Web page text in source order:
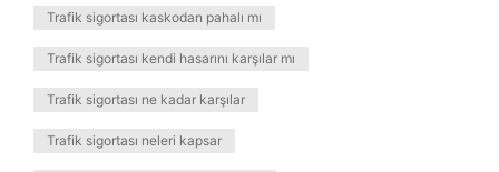
Trafik sigortası kaskodan pahalı mı
Trafik sigortası kendi hasarını karşılar mı
Trafik sigortası ne kadar karşılar
Trafik sigortası neleri kapsar